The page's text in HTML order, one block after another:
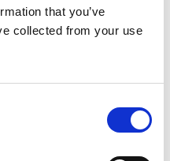
that you’ve
collected from your use
Eine